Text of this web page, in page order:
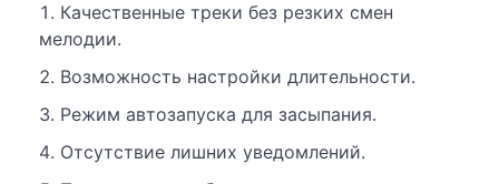
Качественные треки без резких смен
мелодии.
Возможность настройки длительности.
Режим автозапуска для засыпания.
Отсутствие лишних уведомлений.